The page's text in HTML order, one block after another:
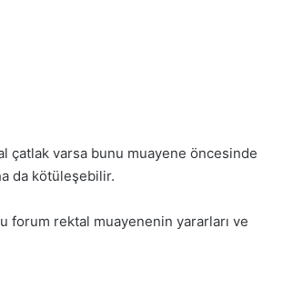
çatlak varsa bunu muayene öncesinde
da kötüleşebilir.
forum rektal muayenenin yararları ve